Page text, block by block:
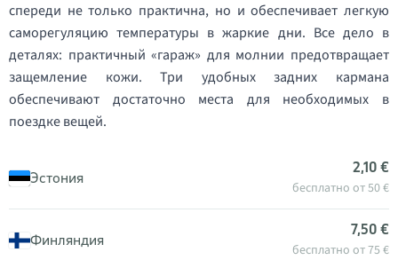
спереди не только практична, но и обеспечивает легкую
саморегуляцию температуры в жаркие дни. Все дело в
деталях: практичный «гараж» для молнии предотвращает
защемление кожи. Три удобных задних кармана
обеспечивают достаточно места для необходимых в
поездке вещей.
Эстония
2,10 €
бесплатно от 50 €
Финляндия
7,50 €
бесплатно от 75 €